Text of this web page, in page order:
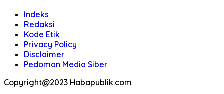
Indeks
Redaksi
Kode Etik
Privacy Policy
Disclaimer
Pedoman Media Siber
Copyright@2023 Habapublik.com